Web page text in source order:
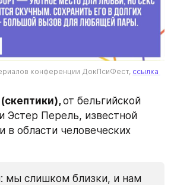
конференции ДокПсиФест, ссылка
от бельгийской
Эстер Перель, известной
в области человеческих
мы слишком близки, и нам